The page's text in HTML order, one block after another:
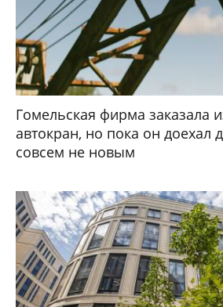
Гомельская фирма заказала
автокран, но пока он доехал
совсем не новым